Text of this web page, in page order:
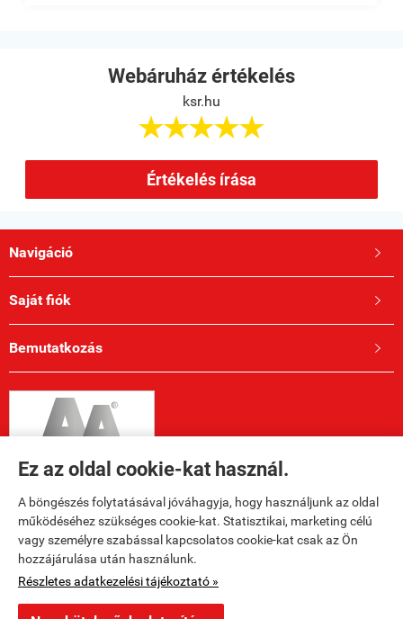
Ez az oldal cookie-kat használ.
A böngészés folytatásával jóváhagyja, hogy használjunk az oldal
működéséhez szükséges cookie-kat. Statisztikai, marketing célú
vagy személyre szabással kapcsolatos cookie-kat csak az Ön
hozzájárulása után használunk.
Részletes adatkezelési tájékoztató »
Webáruház értékelés
ksr.hu

Értékelés írása
Navigáció 
Saját fiók 
Bemutatkozás 
Elérhetőségek